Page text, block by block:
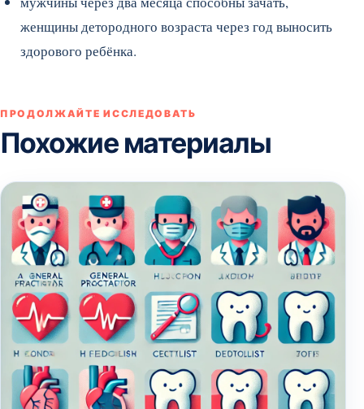
женщины детородного возраста через год выносить
здорового ребёнка.
ПРОДОЛЖАЙТЕ ИССЛЕДОВАТЬ
Похожие материалы